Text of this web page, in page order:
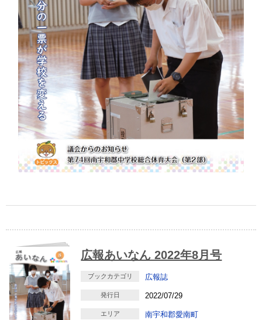
広報あいなん 2022年8月号
ブックカテゴリ 広報誌
発行日 2022/07/29
エリア 南宇和郡愛南町